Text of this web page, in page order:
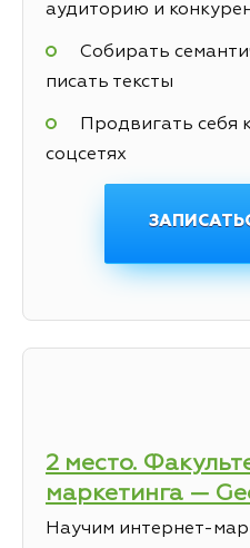
аудиторию и
Собирать
писать тексты
Продвигать себя
соцсетях
2 место.
маркетинга —
Научим интернет-